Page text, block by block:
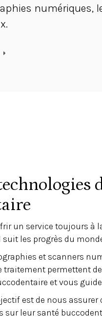
numériques,
un service toujours à
suit les progrès du
et scanners
traitement permettent
et vous
est de nous
sur leur santé